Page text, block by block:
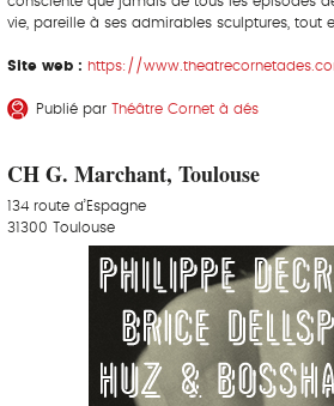
vie, pareille à ses admirables sculptures, tout
Site web : https://
Publié par Théâtre Cornet à dés
CH G. Marchant, Toulouse
134 route d’Espagne
31300 Toulouse